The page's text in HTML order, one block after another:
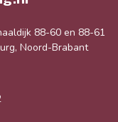
88-60 en 88-61
Noord-Brabant